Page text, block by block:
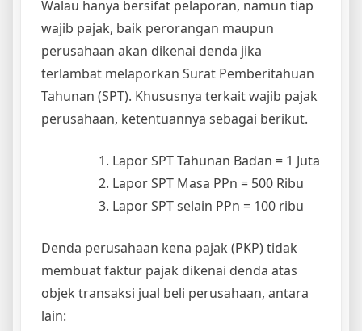
Walau hanya bersifat pelaporan, namun tiap
wajib pajak, baik perorangan maupun
perusahaan akan dikenai denda jika
terlambat melaporkan Surat Pemberitahuan
Tahunan (SPT). Khususnya terkait wajib pajak
perusahaan, ketentuannya sebagai berikut.
Lapor SPT Tahunan Badan = 1 Juta
Lapor SPT Masa PPn = 500 Ribu
Lapor SPT selain PPn = 100 ribu
Denda perusahaan kena pajak (PKP) tidak
membuat faktur pajak dikenai denda atas
objek transaksi jual beli perusahaan, antara
lain: